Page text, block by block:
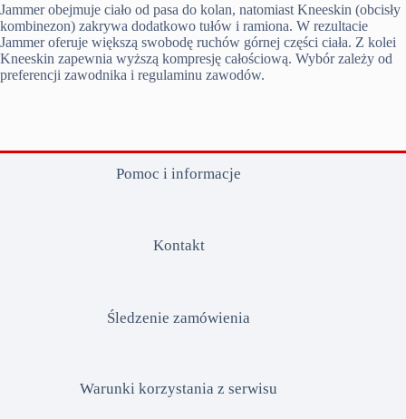
Jammer obejmuje ciało od pasa do kolan, natomiast Kneeskin (obcisły
kombinezon) zakrywa dodatkowo tułów i ramiona. W rezultacie
Jammer oferuje większą swobodę ruchów górnej części ciała. Z kolei
Kneeskin zapewnia wyższą kompresję całościową. Wybór zależy od
preferencji zawodnika i regulaminu zawodów.
Pomoc i informacje
Kontakt
Śledzenie zamówienia
Warunki korzystania z serwisu